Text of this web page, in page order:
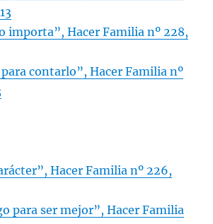
importa”, Hacer Familia nº 228,
contarlo”, Hacer Familia nº
Hacer Familia nº 226,
para ser mejor”, Hacer Familia